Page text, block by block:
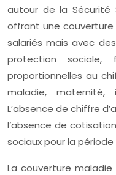
autour de la Sécurité
offrant une
salariés mais avec
protection sociale,
proportionnelles au
maladie, maternité,
L’absence de chiffre
l’absence de
sociaux pour la
La couverture